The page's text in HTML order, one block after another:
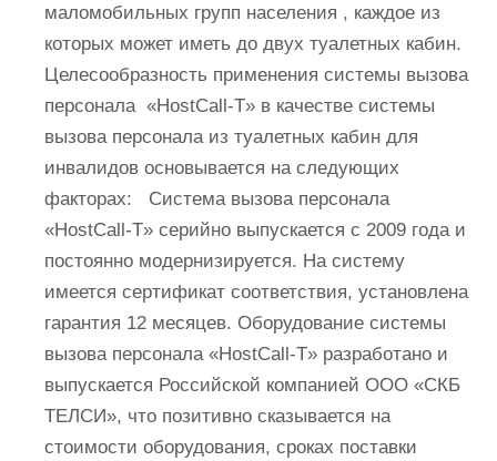
маломобильных групп населения , каждое из
которых может иметь до двух туалетных кабин.
Целесообразность применения системы вызова
персонала «HostCall-T» в качестве системы
вызова персонала из туалетных кабин для
инвалидов основывается на следующих
факторах: Система вызова персонала
«HostCall-T» серийно выпускается с 2009 года и
постоянно модернизируется. На систему
имеется сертификат соответствия, установлена
гарантия 12 месяцев. Оборудование системы
вызова персонала «HostCall-T» разработано и
выпускается Российской компанией ООО «СКБ
ТЕЛСИ», что позитивно сказывается на
стоимости оборудования, сроках поставки